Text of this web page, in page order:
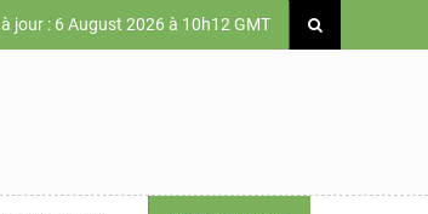
jour : 6 August 2026 à 10h12 GMT